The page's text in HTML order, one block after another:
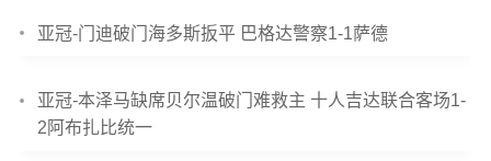
亚冠-门迪破门海多斯扳平 巴格达警察1-1萨德
亚冠-本泽马缺席贝尔温破门难救主 十人吉达联合客场1-
2阿布扎比统一